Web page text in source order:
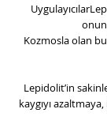
Kozmosla olan
Lepidolit’in
kaygıyı